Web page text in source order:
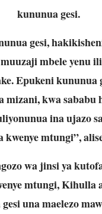
kununua gesi.
gesi,
mbele yenu
Epukeni kununua
mizani, kwa sababu
ina ujazo
mtungi”,
wa jinsi ya
mtungi, Kihulla
una maelezo